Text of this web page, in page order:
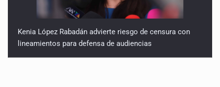
Kenia López Rabadán advierte riesgo de censura con
lineamientos para defensa de audiencias